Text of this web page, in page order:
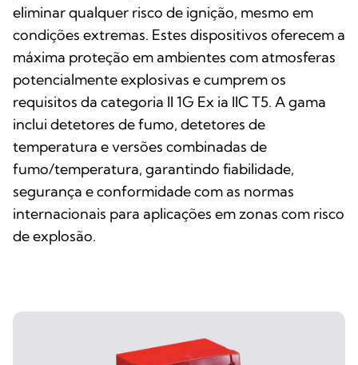
eliminar qualquer risco de ignição, mesmo em
condições extremas. Estes dispositivos oferecem a
máxima proteção em ambientes com atmosferas
potencialmente explosivas e cumprem os
requisitos da categoria II 1G Ex ia IIC T5. A gama
inclui detetores de fumo, detetores de
temperatura e versões combinadas de
fumo/temperatura, garantindo fiabilidade,
segurança e conformidade com as normas
internacionais para aplicações em zonas com risco
de explosão.